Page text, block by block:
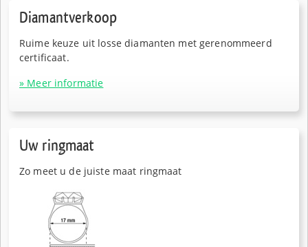
Diamantverkoop
Ruime keuze uit losse diamanten met gerenommeerd
certificaat.
» Meer informatie
Uw ringmaat
Zo meet u de juiste maat ringmaat